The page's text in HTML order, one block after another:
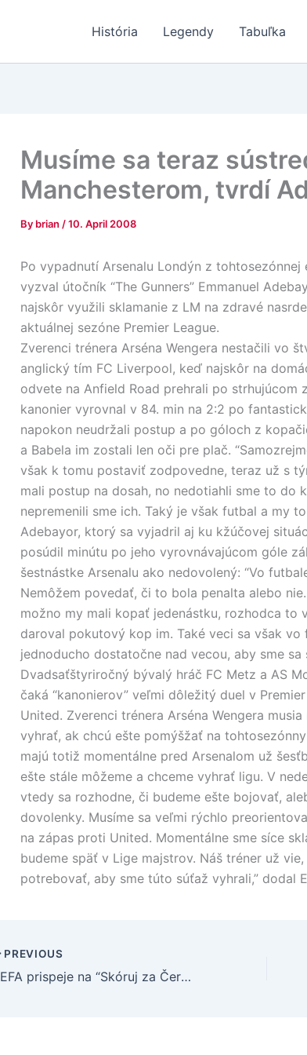
História Legendy Tabuľka
Musíme sa teraz
Manchesterom, tvrdí
By brian /10. April 2008
Po vypadnutí Arsenalu Londýn z
vyzval útočník “The Gunners” Emmanuel
najskôr využili sklamanie z LM na zdravé
aktuálnej sezóne Premier League.
Zverenci trénera Arséna Wengera nestačili vo
anglický tím FC Liverpool, keď najskôr na
odvete na Anfield Road prehrali po strhujúcom
kanonier vyrovnal v 84. min na 2:2 po
napokon neudržali postup a po góloch z
a Babela im zostali len oči pre plač.
však k tomu postaviť zodpovedne, teraz už s
mali postup na dosah, no nedotiahli sme to do
nepremenili sme ich. Taký je však futbal a my
Adebayor, ktorý sa vyjadril aj ku kžúčovej
posúdil minútu po jeho vyrovnávajúcom góle
šestnástke Arsenalu ako nedovolený: “Vo
Nemôžem povedať, či to bola penalta alebo
možno my mali kopať jedenástku, rozhodca to
daroval pokutový kop im. Také veci sa však
jednoducho dostatočne nad vecou, aby sme
Dvadsaťštyriročný bývalý hráč FC Metz a AS
čaká “kanonierov” veľmi dôležitý duel v
United. Zverenci trénera Arséna Wengera
vyhrať, ak chcú ešte pomýšžať na
majú totiž momentálne pred Arsenalom už
ešte stále môžeme a chceme vyhrať ligu. V
vtedy sa rozhodne, či budeme ešte bojovať,
dovolenky. Musíme sa veľmi rýchlo
na zápas proti United. Momentálne sme síce
budeme späť v Lige majstrov. Náš tréner už
potrebovať, aby sme túto súťaž vyhrali,” dodal
PREVIOUS
UEFA prispeje na “Skóruj za Červený kríž” sumou 100-tisíc CHF